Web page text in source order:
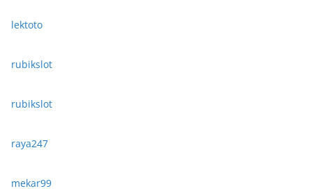
lektoto
rubikslot
rubikslot
raya247
mekar99